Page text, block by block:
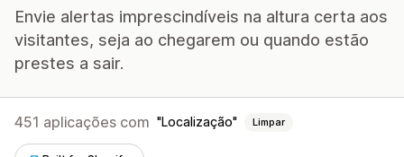
Envie alertas imprescindíveis na altura certa aos
visitantes, seja ao chegarem ou quando estão
prestes a sair.
451 aplicações com Localização Limpar